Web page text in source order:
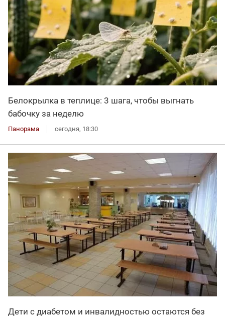
Белокрылка в теплице: 3 шага, чтобы выгнать
бабочку за неделю
Панорама сегодня, 18:30
Дети с диабетом и инвалидностью остаются без